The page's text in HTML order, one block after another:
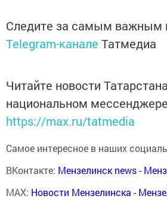
Следите за самым важным
Telegram-канале Татмедиа
Читайте новости
национальном
https://max.ru/tatmedia
Самое интересное в наших
ВКонтакте: Мензелинск news -
MAX: Новости Мензелинска -